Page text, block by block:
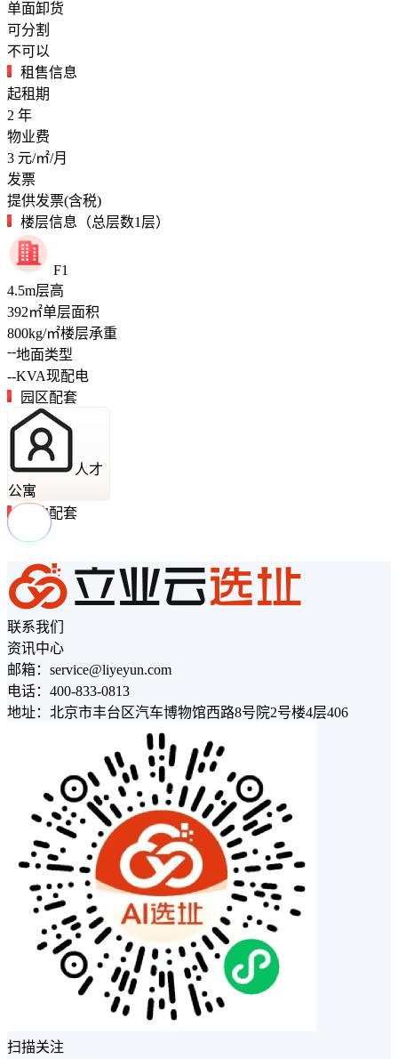
单面卸货
可分割
不可以
租售信息
起租期
2 年
物业费
3 元/㎡/月
发票
提供发票(含税)
楼层信息（总层数1层）
F1
4.5m层高
392㎡单层面积
800kg/㎡楼层承重
--地面类型
--KVA现配电
园区配套
人才
公寓
周边配套
联系我们
资讯中心
邮箱：service@liyeyun.com
电话：400-833-0813
地址：北京市丰台区汽车博物馆西路8号院2号楼4层406
扫描关注